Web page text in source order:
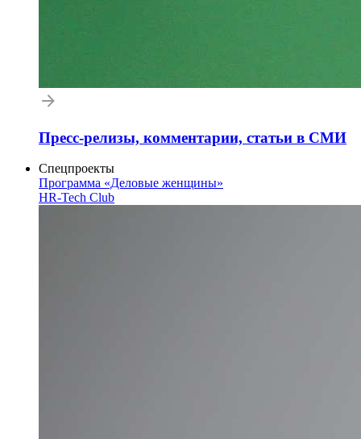
Пресс-релизы, комментарии, статьи в СМИ
Спецпроекты
Программа «Деловые женщины»
HR-Tech Club